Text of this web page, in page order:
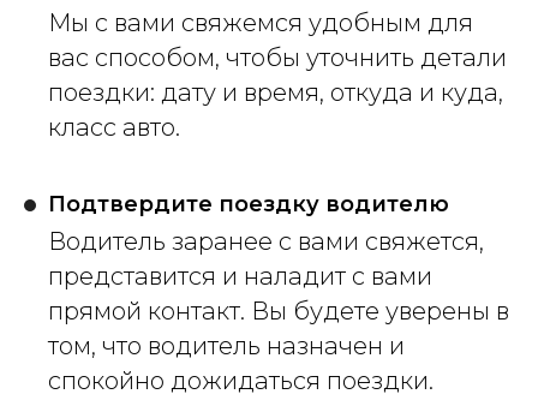
Мы с вами свяжемся удобным для
вас способом, чтобы уточнить детали
поездки: дату и время, откуда и куда,
класс авто.
Подтвердите поездку водителю
Водитель заранее с вами свяжется,
представится и наладит с вами
прямой контакт. Вы будете уверены в
том, что водитель назначен и
спокойно дожидаться поездки.